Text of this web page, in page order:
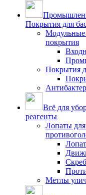
Покрытия для
покрытия
Покрытия
Всё для
реагенты
Лопаты
Метлы